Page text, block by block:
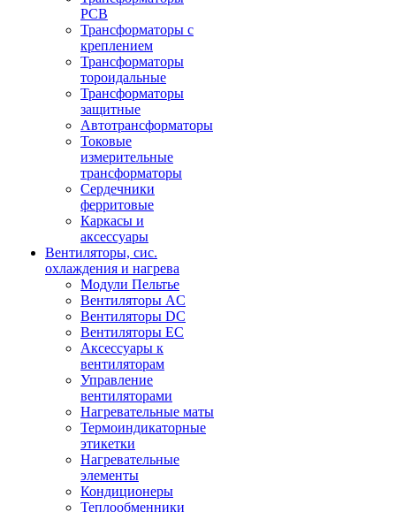
PCB
Трансформаторы с
креплением
Трансформаторы
тороидальные
Трансформаторы
защитные
Автотрансформаторы
Токовые
измерительные
трансформаторы
Сердечники
ферритовые
Каркасы и
аксессуары
Вентиляторы, сис.
охлаждения и нагрева
Модули Пельтье
Вентиляторы AC
Вентиляторы DC
Вентиляторы EC
Аксессуары к
вентиляторам
Управление
вентиляторами
Нагревательные маты
Термоиндикаторные
этикетки
Нагревательные
элементы
Кондиционеры
Теплообменники